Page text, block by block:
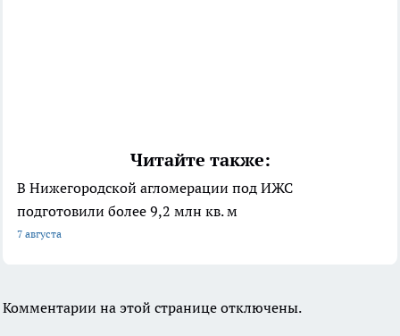
Читайте также:
В Нижегородской агломерации под ИЖС
подготовили более 9,2 млн кв. м
7 августа
Комментарии на этой странице отключены.